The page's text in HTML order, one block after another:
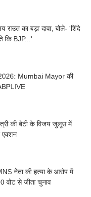
का बड़ा दावा, बोले- 'शिंदे
कि BJP...'
Mumbai Mayor की
की बेटी के विजय जुलूस में
एक्शन
नेता की हत्या के आरोप में
वोट से जीता चुनाव